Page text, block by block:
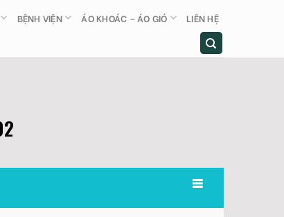
BỆNH VIỆN ÁO KHOÁC – ÁO GIÓ LIÊN HỆ